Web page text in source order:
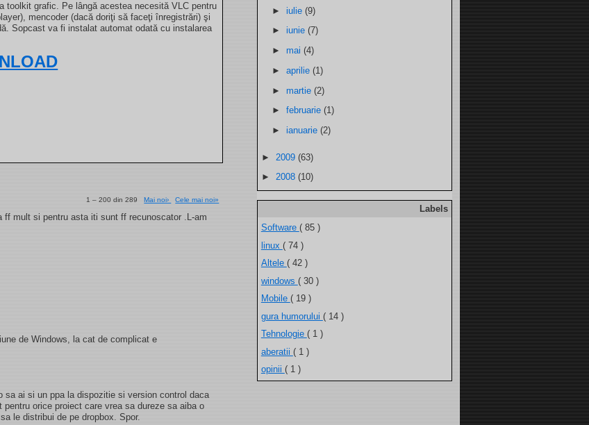
grafic. Pe lângă acestea necesită VLC pentru
mencoder (dacă doriţi să faceţi înregistrări) şi
Sopcast va fi instalat automat odată cu instalarea
1 – 200 din 289Mai noi› Cele mai noi»
ff mult si pentru asta iti sunt ff recunoscator .L-am
de Windows, la cat de complicat e
sa ai si un ppa la dispozitie si version control daca
orice proiect care vrea sa dureze sa aiba o
le distribui de pe dropbox. Spor.
►iulie(9)
►iunie(7)
►mai(4)
►aprilie(1)
►martie(2)
►februarie(1)
►ianuarie(2)
► 2009 (63)
► 2008 (10)
Labels
Software ( 85 )
linux ( 74 )
Altele ( 42 )
windows ( 30 )
Mobile ( 19 )
gura humorului ( 14 )
Tehnologie ( 1 )
aberatii ( 1 )
opinii ( 1 )